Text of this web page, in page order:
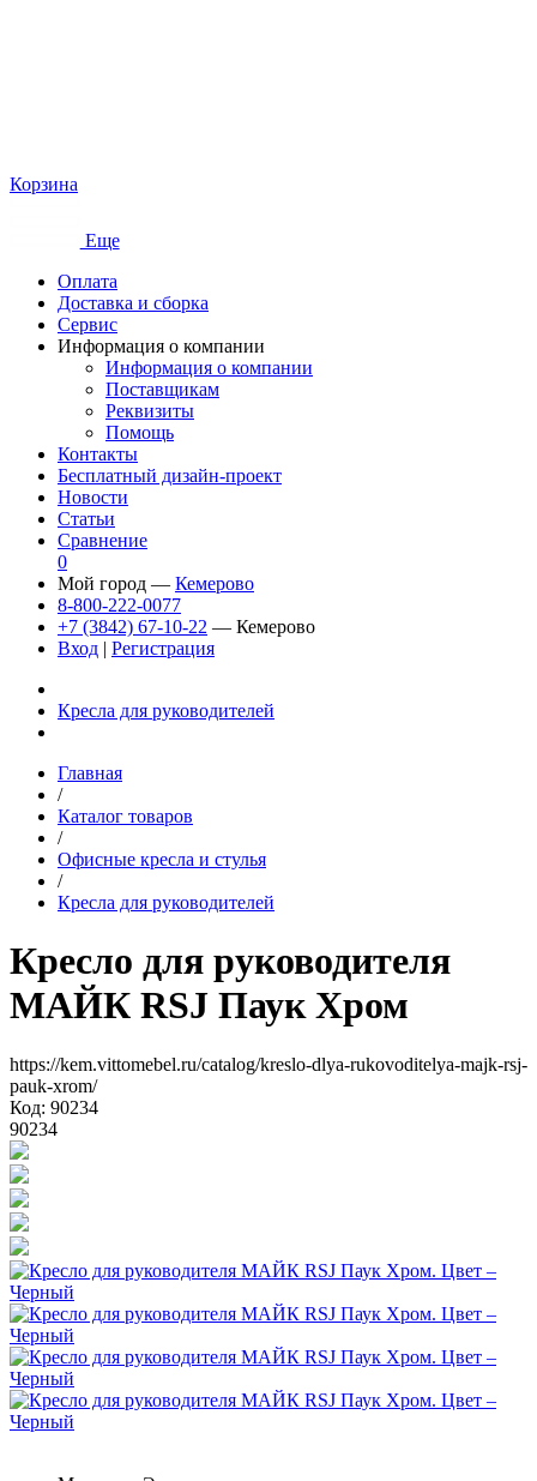
Корзина
Еще
Оплата
Доставка и сборка
Сервис
Информация о компании
Информация о компании
Поставщикам
Реквизиты
Помощь
Контакты
Бесплатный дизайн-проект
Новости
Статьи
Сравнение
0
Мой город — Кемерово
8-800-222-0077
+7 (3842) 67-10-22 — Кемерово
Вход | Регистрация
Кресла для руководителей
Главная
/
Каталог товаров
/
Офисные кресла и стулья
/
Кресла для руководителей
Кресло для руководителя
МАЙК RSJ Паук Хром
https://kem.vittomebel.ru/catalog/kreslo-dlya-rukovoditelya-majk-rsj-
pauk-xrom/
Код: 90234
90234